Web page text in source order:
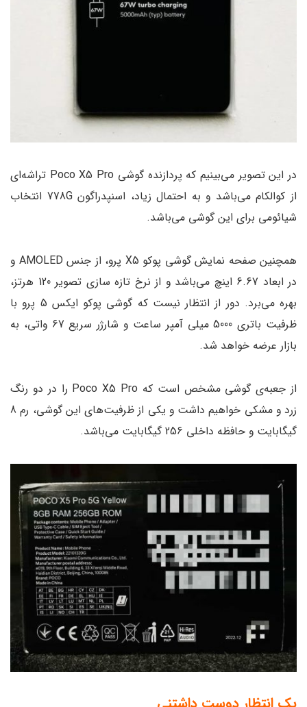
در این تصویر می‌بینیم که پردازنده گوشی Poco X5 Pro تراشه‌ای
از کوالکام می‌باشد و به احتمال زیاد، اسنپدراگون 778G انتخاب
شیائومی برای این گوشی می‌باشد.
همچنین صفحه نمایش گوشی پوکو X5 پرو، از جنس AMOLED و
در ابعاد 6.67 اینچ می‌باشد و از نرخ تازه سازی تصویر 120 هرتز،
بهره می‌برد. دور از انتظار نیست که گوشی پوکو ایکس 5 پرو با
ظرفیت باتری 5000 میلی آمپر ساعت و شارژر سریع 67 واتی، به
بازار عرضه خواهد شد.
از جعبه‌ی گوشی مشخص است که Poco X5 Pro را در دو رنگ
زرد و مشکی خواهیم داشت و یکی از ظرفیت‌های این گوشی، رم 8
گیگابایت و حافظه داخلی 256 گیگابایت می‌باشد.